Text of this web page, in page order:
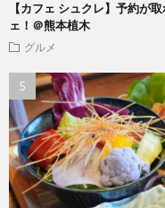
【カフェ シュクレ】予約が
ェ！＠熊本植木
グルメ